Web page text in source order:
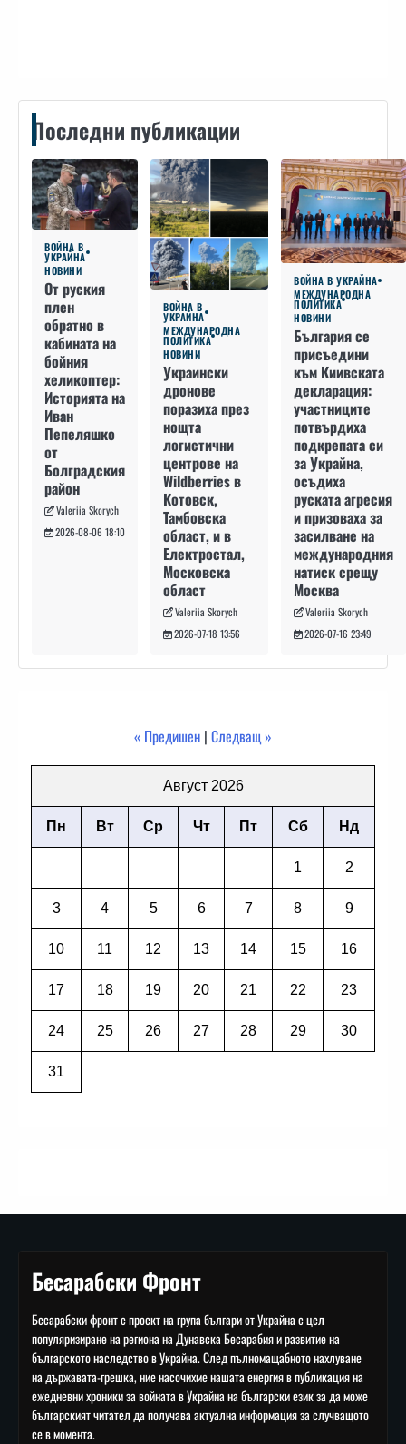
Последни публикации
ВОЙНА В
УКРАЙНА
НОВИНИ
От руския
плен
обратно в
кабината на
бойния
хеликоптер:
Историята на
Иван
Пепеляшко
от
Болградския
район
Valeriia Skorych
2026-08-06 18:10
ВОЙНА В
УКРАЙНА
МЕЖДУНАРОДНА
ПОЛИТИКА
НОВИНИ
Украински
дронове
поразиха през
нощта
логистични
центрове на
Wildberries в
Котовск,
Тамбовска
област, и в
Електростал,
Московска
област
Valeriia Skorych
2026-07-18 13:56
ВОЙНА В УКРАЙНА
МЕЖДУНАРОДНА
ПОЛИТИКА
НОВИНИ
България се
присъедини
към Киивската
декларация:
участниците
потвърдиха
подкрепата си
за Украйна,
осъдиха
руската агресия
и призоваха за
засилване на
международния
натиск срещу
Москва
Valeriia Skorych
2026-07-16 23:49
« Предишен | Следващ »
Август 2026
Пн Вт Ср Чт Пт Сб Нд
1 2
3 4 5 6 7 8 9
10 11 12 13 14 15 16
17 18 19 20 21 22 23
24 25 26 27 28 29 30
31
Бесарабски Фронт
Бесарабски фронт е проект на група българи от Украйна с цел
популяризиране на региона на Дунавска Бесарабия и развитие на
българското наследство в Украйна. След пълномащабното нахлуване
на държавата-грешка, ние насочихме нашата енергия в публикация на
ежедневни хроники за войната в Украйна на български език за да може
българският читател да получава актуална информация за случващото
се в момента.